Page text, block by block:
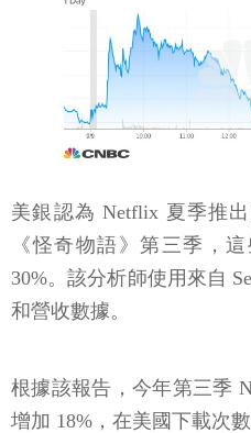
美銀認為 Netflix 夏季推
《怪奇物語》第三季，
30%。該分析師使用來自
和營收數據。
根據該報告，今年第三季
增加 18%，在美國下載次